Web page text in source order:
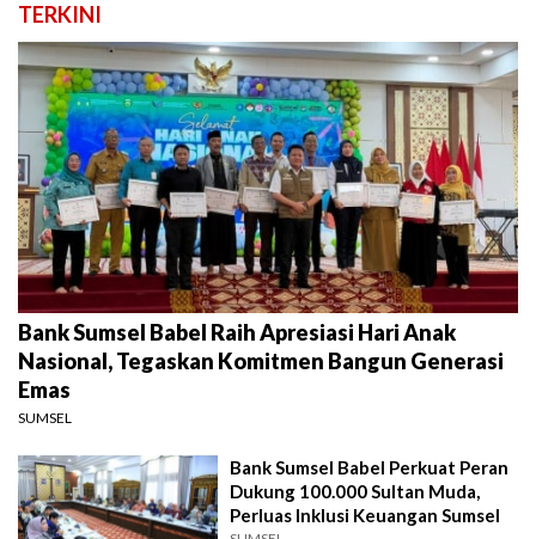
TERKINI
Bank Sumsel Babel Raih Apresiasi Hari Anak
Nasional, Tegaskan Komitmen Bangun Generasi
Emas
SUMSEL
Bank Sumsel Babel Perkuat Peran
Dukung 100.000 Sultan Muda,
Perluas Inklusi Keuangan Sumsel